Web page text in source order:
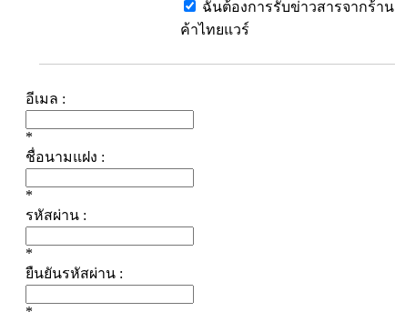
ฉันต้องการรับข่าวสารจากร้าน
ค้าไทยแวร์
อีเมล :
*
ชื่อนามแฝง :
*
รหัสผ่าน :
*
ยืนยันรหัสผ่าน :
*